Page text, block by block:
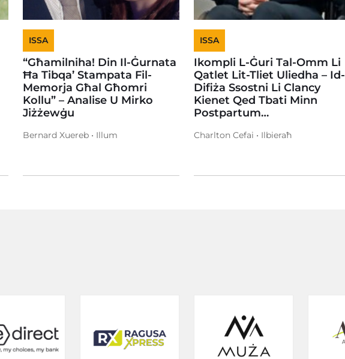
ISSA
“Għamilniha! Din Il-Ġurnata
Ħa Tibqa’ Stampata Fil-
Memorja Għal Għomri
Kollu” – Analise U Mirko
Jiżżewġu
Bernard Xuereb • Illum
ISSA
Ikompli L-Ġuri Tal-Omm Li
Qatlet Lit-Tliet Uliedha – Id-
Difiża Ssostni Li Clancy
Kienet Qed Tbati Minn
Postpartum…
Charlton Cefai • Ilbieraħ